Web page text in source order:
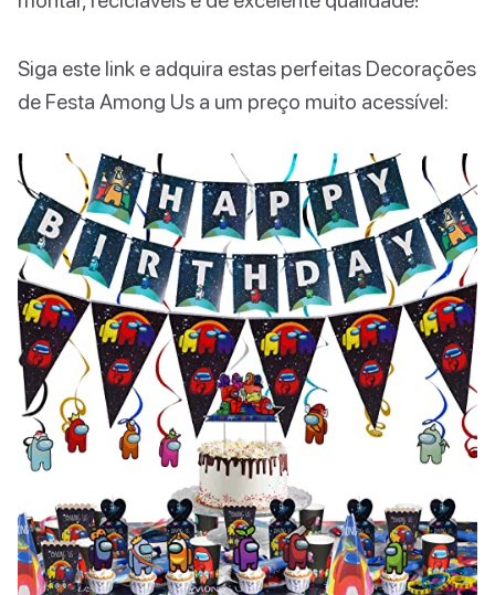
Siga este link e adquira estas perfeitas Decorações
de Festa Among Us a um preço muito acessível: